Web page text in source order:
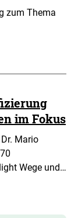
zum Thema
im Fokus
Mario
Wege und…